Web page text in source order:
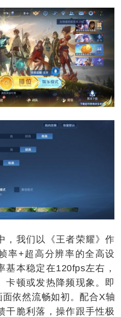
我们以《王者荣耀》作
率+超高分辨率的全高设
本稳定在120fps左右，
卡顿或发热降频现象。即
依然流畅如初。配合X轴
干脆利落，操作跟手性极